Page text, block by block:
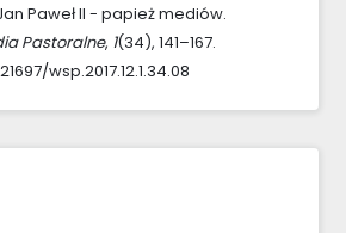
Paweł II - papież mediów.
Pastoralne, 1(34), 141–167.
wsp.2017.12.1.34.08